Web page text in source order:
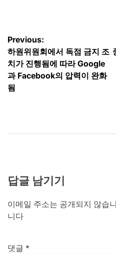
글
탐
색
Previous:
하원위원회에서 독점 금지 조
치가 진행됨에 따라 Google
과 Facebook의 압력이 완화
됨
답글 남기기
이메일 주소는 공개되지 않습
니다
댓글 *